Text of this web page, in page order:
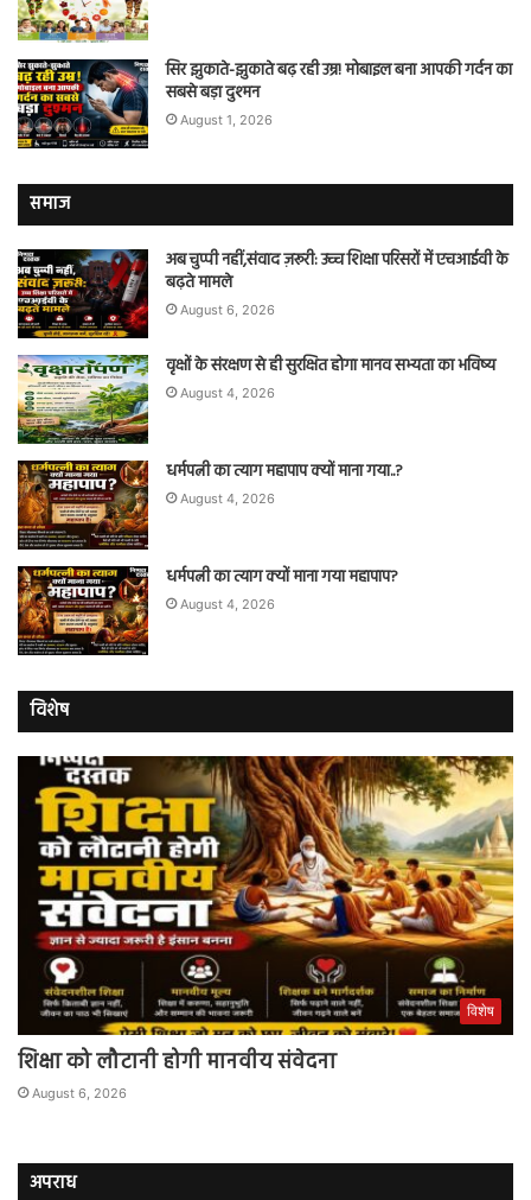
सिर झुकाते-झुकाते बढ़ रही उम्र! मोबाइल बना आपकी गर्दन का
सबसे बड़ा दुश्मन
August 1, 2026
समाज
अब चुप्पी नहीं,संवाद ज़रूरी: उच्च शिक्षा परिसरों में एचआईवी के
बढ़ते मामले
August 6, 2026
वृक्षों के संरक्षण से ही सुरक्षित होगा मानव सभ्यता का भविष्य
August 4, 2026
धर्मपत्नी का त्याग महापाप क्यों माना गया..?
August 4, 2026
धर्मपत्नी का त्याग क्यों माना गया महापाप?
August 4, 2026
विशेष
विशेष
शिक्षा को लौटानी होगी मानवीय संवेदना
August 6, 2026
अपराध